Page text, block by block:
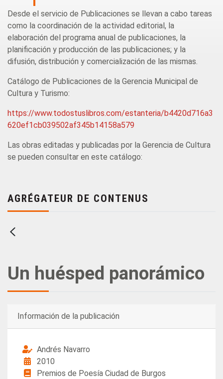
Desde el servicio de Publicaciones se llevan a cabo tareas
como la coordinación de la actividad editorial, la
elaboración del programa anual de publicaciones, la
planificación y producción de las publicaciones; y la
difusión, distribución y comercialización de las mismas.
Catálogo de Publicaciones de la Gerencia Municipal de
Cultura y Turismo:
https://www.todostuslibros.com/estanteria/b4420d716a3
620ef1cb039502af345b14158a579
Las obras editadas y publicadas por la Gerencia de Cultura
se pueden consultar en este catálogo:
AGRÉGATEUR DE CONTENUS
Un huésped panorámico
Información de la publicación
Andrés Navarro
2010
Premios de Poesía Ciudad de Burgos